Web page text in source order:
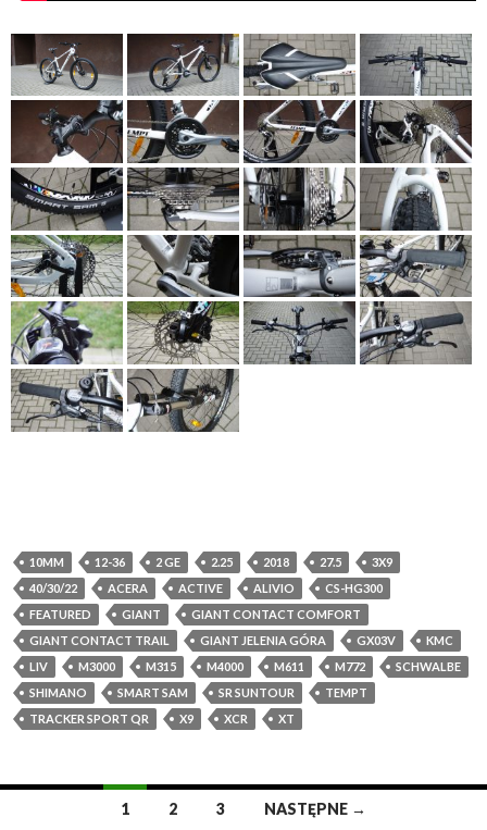
10MM 12-36 2 GE 2.25 2018 27.5
3X9
40/30/22
ACERA ACTIVE ALIVIO
CS-HG300
FEATURED
GIANT
GIANT CONTACT COMFORT
GIANT CONTACT TRAIL
GIANT JELENIA GÓRA GX03V
KMC
LIV
M3000 M315 M4000 M611 M772
SCHWALBE
SHIMANO
SMART SAM SR SUNTOUR
TEMPT
TRACKER SPORT QR
X9 XCR XT
1 2 3 NASTĘPNE →